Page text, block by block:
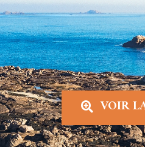
VOIR